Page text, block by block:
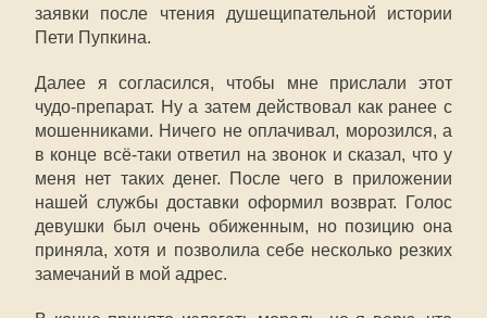
заявки после чтения душещипательной истории
Пети Пупкина.
Далее я согласился, чтобы мне прислали этот
чудо-препарат. Ну а затем действовал как ранее с
мошенниками. Ничего не оплачивал, морозился, а
в конце всё-таки ответил на звонок и сказал, что у
меня нет таких денег. После чего в приложении
нашей службы доставки оформил возврат. Голос
девушки был очень обиженным, но позицию она
приняла, хотя и позволила себе несколько резких
замечаний в мой адрес.